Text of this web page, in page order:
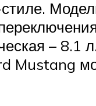
– 8.1
Mustang